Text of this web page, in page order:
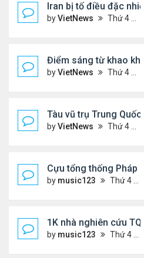
Iran bị tố điều đặc
byVietNews Thứ 4 Tháng 12 02, 2020 10:26 pm
Điểm sáng từ khao
byVietNews Thứ 4 Tháng 12 02, 2020 10:23 pm
Tàu vũ trụ Trung
byVietNews Thứ 4 Tháng 12 02, 2020 10:20 pm
Cựu tổng thống Pháp
by music123 Thứ 4 Tháng 12 02, 2020 6:00 pm
1K nhà nghiên cứu
by music123 Thứ 4 Tháng 12 02, 2020 5:38 pm